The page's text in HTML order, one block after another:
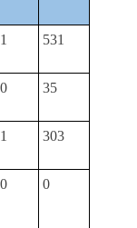
1 531
0 35
1 303
0 0